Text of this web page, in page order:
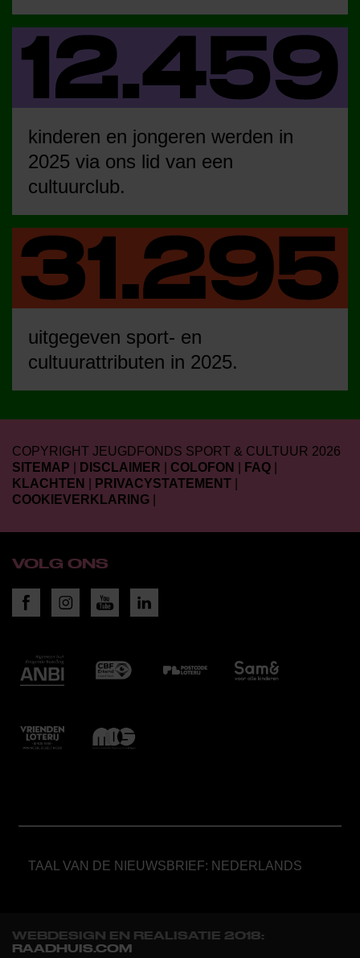
kinderen en jongeren werden in
2025 via ons lid van een
cultuurclub.
uitgegeven sport- en
cultuurattributen in 2025.
COPYRIGHT JEUGDFONDS SPORT & CULTUUR 2026
SITEMAP
DISCLAIMER COLOFON FAQ
KLACHTEN
PRIVACYSTATEMENT
COOKIEVERKLARING
VOLG ONS
TAAL VAN DE NIEUWSBRIEF: NEDERLANDS
WEBDESIGN EN REALISATIE 2018:
RAADHUIS.COM